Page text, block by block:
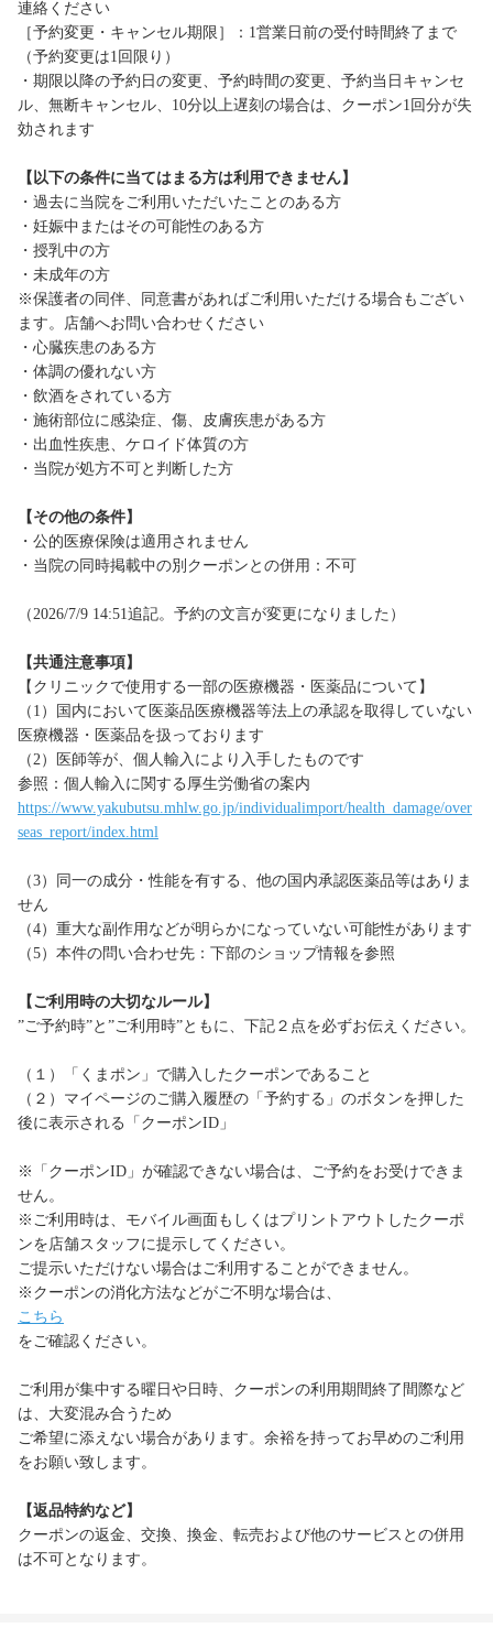
連絡ください
［予約変更・キャンセル期限］：1営業日前の受付時間終了まで
（予約変更は1回限り）
・期限以降の予約日の変更、予約時間の変更、予約当日キャンセ
ル、無断キャンセル、10分以上遅刻の場合は、クーポン1回分が失
効されます
【以下の条件に当てはまる方は利用できません】
・過去に当院をご利用いただいたことのある方
・妊娠中またはその可能性のある方
・授乳中の方
・未成年の方
※保護者の同伴、同意書があればご利用いただける場合もござい
ます。店舗へお問い合わせください
・心臓疾患のある方
・体調の優れない方
・飲酒をされている方
・施術部位に感染症、傷、皮膚疾患がある方
・出血性疾患、ケロイド体質の方
・当院が処方不可と判断した方
【その他の条件】
・公的医療保険は適用されません
・当院の同時掲載中の別クーポンとの併用：不可
（2026/7/9 14:51追記。予約の文言が変更になりました）
【共通注意事項】
【クリニックで使用する一部の医療機器・医薬品について】
（1）国内において医薬品医療機器等法上の承認を取得していない
医療機器・医薬品を扱っております
（2）医師等が、個人輸入により入手したものです
参照：個人輸入に関する厚生労働省の案内
https://www.yakubutsu.mhlw.go.jp/individualimport/health_damage/over
seas_report/index.html
（3）同一の成分・性能を有する、他の国内承認医薬品等はありま
せん
（4）重大な副作用などが明らかになっていない可能性があります
（5）本件の問い合わせ先：下部のショップ情報を参照
【ご利用時の大切なルール】
”ご予約時”と”ご利用時”ともに、下記２点を必ずお伝えください。
（１）「くまポン」で購入したクーポンであること
（２）マイページのご購入履歴の「予約する」のボタンを押した
後に表示される「クーポンID」
※「クーポンID」が確認できない場合は、ご予約をお受けできま
せん。
※ご利用時は、モバイル画面もしくはプリントアウトしたクーポ
ンを店舗スタッフに提示してください。
ご提示いただけない場合はご利用することができません。
※クーポンの消化方法などがご不明な場合は、
こちら
をご確認ください。
ご利用が集中する曜日や日時、クーポンの利用期間終了間際など
は、大変混み合うため
ご希望に添えない場合があります。余裕を持ってお早めのご利用
をお願い致します。
【返品特約など】
クーポンの返金、交換、換金、転売および他のサービスとの併用
は不可となります。